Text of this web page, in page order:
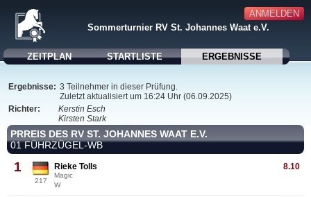
ANMELDEN
Sommerturnier RV St. Johannes Waat e.V.
ZEITPLAN STARTLISTE ERGEBNISSE
Ergebnisse: 3 Teilnehmer in dieser Prüfung.
Zuletzt aktualisiert um 16:24 Uhr (06.09.2025)
Richter:
Kerstin Esch
Kirsten Stark
PRREIS DES RV ST. JOHANNES WAAT E.V.
01 FÜHRZÜGEL-WB
1
217
8.10
Rieke Tolls
Magic
W